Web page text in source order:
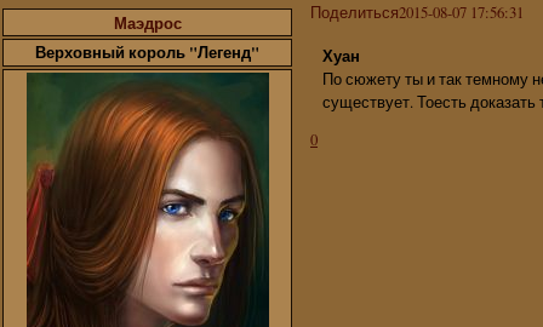
Поделиться2015-08-07 17:56:31
Маэдрос
Верховный король "Легенд"
Хуан
По сюжету ты и так темному
существует. Тоесть
0